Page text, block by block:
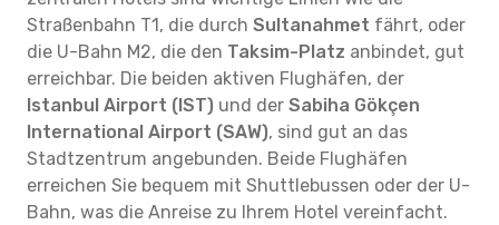
Straßenbahn T1, die durch Sultanahmet fährt, oder
die U-Bahn M2, die den Taksim-Platz anbindet, gut
erreichbar. Die beiden aktiven Flughäfen, der
Istanbul Airport (IST) und der Sabiha Gökçen
International Airport (SAW), sind gut an das
Stadtzentrum angebunden. Beide Flughäfen
erreichen Sie bequem mit Shuttlebussen oder der U-
Bahn, was die Anreise zu Ihrem Hotel vereinfacht.